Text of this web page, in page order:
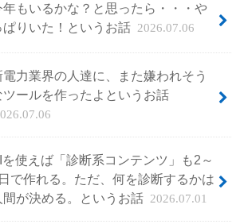
年もいるかな？と思ったら・・・や
ぱりいた！というお話 2026.07.06
電力業界の人達に、また嫌われそう
ツールを作ったよというお話
使えば「診断系コンテンツ」も2～
で作れる。ただ、何を診断するかは
間が決める。というお話 2026.07.01